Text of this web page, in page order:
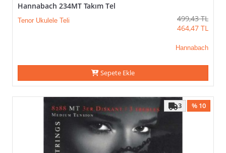
Hannabach 234MT Takım Tel
Tenor Ukulele Teli 499,43 TL
464,47 TL
Hannabach
Sepete Ekle
% 10
3